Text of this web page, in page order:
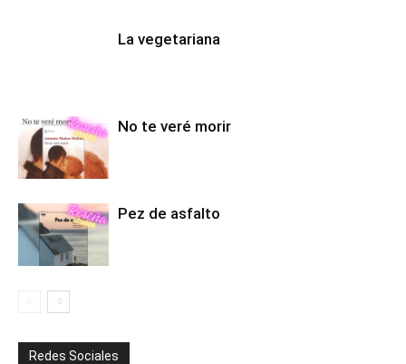
La vegetariana
No te veré morir
Pez de asfalto
Redes Sociales